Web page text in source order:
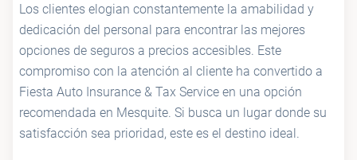
Los clientes elogian constantemente la amabilidad y
dedicación del personal para encontrar las mejores
opciones de seguros a precios accesibles. Este
compromiso con la atención al cliente ha convertido a
Fiesta Auto Insurance & Tax Service en una opción
recomendada en Mesquite. Si busca un lugar donde su
satisfacción sea prioridad, este es el destino ideal.